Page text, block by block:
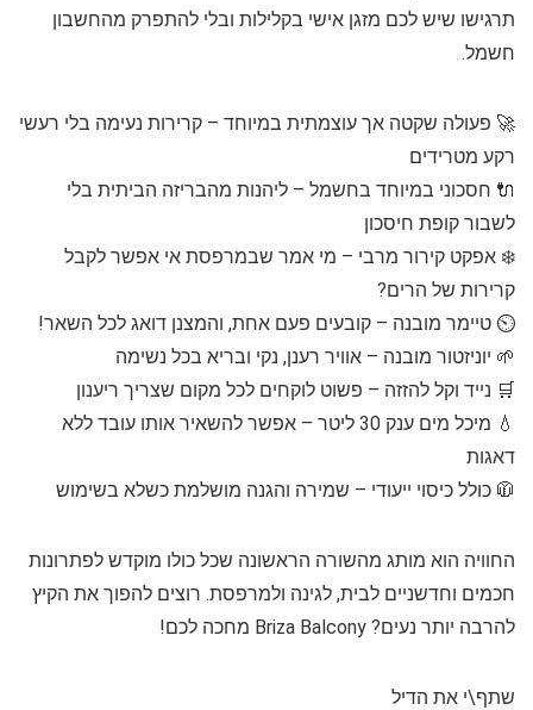
תרגישו שיש לכם מזגן אישי בקלילות ובלי להתפרק מהחשבון
חשמל.
🚀 פעולה שקטה אך עוצמתית במיוחד – קרירות נעימה בלי רעשי
רקע מטרידים
🔌 חסכוני במיוחד בחשמל – ליהנות מהבריזה הביתית בלי
לשבור קופת חיסכון
❄️ אפקט קירור מרבי – מי אמר שבמרפסת אי אפשר לקבל
קרירות של הרים?
⏲️ טיימר מובנה – קובעים פעם אחת, והמצנן דואג לכל השאר!
🌱 יוניזטור מובנה – אוויר רענן, נקי ובריא בכל נשימה
🛒 נייד וקל להזזה – פשוט לוקחים לכל מקום שצריך ריענון
💧 מיכל מים ענק 30 ליטר – אפשר להשאיר אותו עובד ללא
דאגות
🧥 כולל כיסוי ייעודי – שמירה והגנה מושלמת כשלא בשימוש
החוויה הוא מותג מהשורה הראשונה שכל כולו מוקדש לפתרונות
חכמים וחדשניים לבית, לגינה ולמרפסת. רוצים להפוך את הקיץ
להרבה יותר נעים? Briza Balcony מחכה לכם!
שתף\י את הדיל